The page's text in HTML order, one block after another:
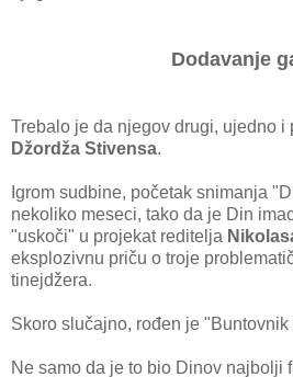
Dodavanje
Trebalo je da njegov drugi, ujedno
Džordža Stivensa.
Igrom sudbine, početak snimanja
nekoliko meseci, tako da je Din
"uskoči" u projekat reditelja
eksplozivnu priču o troje
tinejdžera.
Skoro slučajno, rođen je "Buntovnik
Ne samo da je to bio Dinov najbolji